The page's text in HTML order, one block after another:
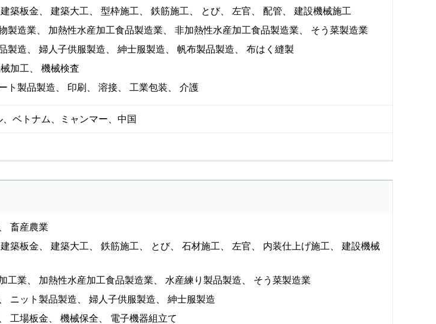
建築板金 建築大工 型枠施工 鉄筋施工 とび 左官 配管 建設機械施工
製造業 加熱性水産加工食品製造業 非加熱性水産加工食品製造業 そう菜製造業
製造 婦人子供服製造 紳士服製造 帆布製品製造 布はく縫製
加工 機械検査
ト製品製造 印刷 溶接 工業包装 介護
ベトナム、ミャンマー、中国
畜産農業
建築板金 建築大工 鉄筋施工 とび 石材施工 左官 内装仕上げ施工
建設機械
工業 加熱性水産加工食品製造業 水産練り製品製造 そう菜製造業
ニット製品製造 婦人子供服製造 紳士服製造
工場板金 機械保全 電子機器組立て